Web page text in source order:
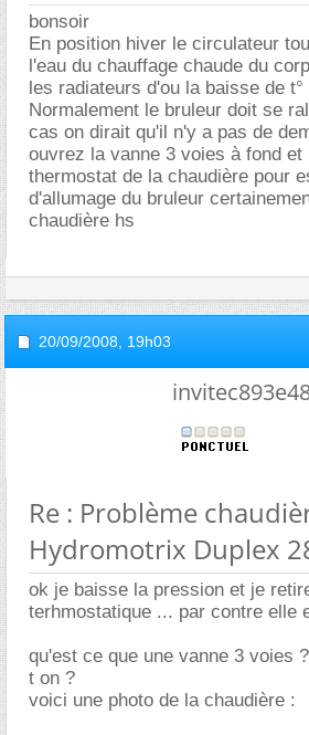
bonsoir
En position hiver le circulateur
l'eau du chauffage chaude du
les radiateurs d'ou la baisse de t°
Normalement le bruleur doit se
cas on dirait qu'il n'y a pas de
ouvrez la vanne 3 voies à fond et
thermostat de la chaudière pour
d'allumage du bruleur
chaudière hs
20/09/2008, 19h03
Re : Problème
Hydromotrix Duplex
ok je baisse la pression et je
terhmostatique ... par contre elle
qu'est ce que une vanne 3 voies
t on ?
voici une photo de la chaudière :